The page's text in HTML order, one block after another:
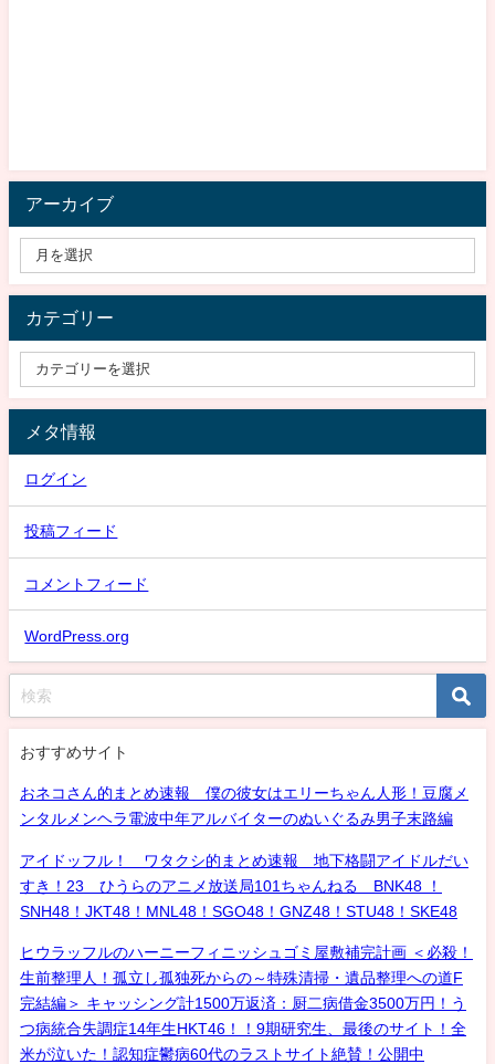
アーカイブ
カテゴリー
メタ情報
ログイン
投稿フィード
コメントフィード
WordPress.org
おすすめサイト
おネコさん的まとめ速報 僕の彼女はエリーちゃん人形！豆腐メ
ンタルメンヘラ電波中年アルバイターのぬいぐるみ男子末路編
アイドッフル！ ワタクシ的まとめ速報 地下格闘アイドルだい
すき！23 ひうらのアニメ放送局101ちゃんねる BNK48 ！
SNH48！JKT48！MNL48！SGO48！GNZ48！STU48！SKE48
ヒウラッフルのハーニーフィニッシュゴミ屋敷補完計画 ＜必殺！
生前整理人！孤立し孤独死からの～特殊清掃・遺品整理への道F
完結編＞ キャッシング計1500万返済：厨二病借金3500万円！う
つ病統合失調症14年生HKT46！！9期研究生、最後のサイト！全
米が泣いた！認知症鬱病60代のラストサイト絶賛！公開中